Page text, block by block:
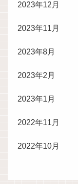
2023年12月
2023年11月
2023年8月
2023年2月
2023年1月
2022年11月
2022年10月